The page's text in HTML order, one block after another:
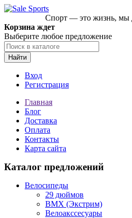
Спорт — это жизнь, мы
Корзина ждет
Выберите любое предложение
Найти
Вход
Регистрация
Главная
Блог
Доставка
Оплата
Контакты
Карта сайта
Каталог предложений
Велосипеды
29 дюймов
BMX (Экстрим)
Велоакссесуары